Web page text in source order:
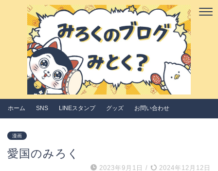
ホーム SNS LINEスタンプ グッズ お問い合わせ
漫画
愛国のみろく
2023年9月1日 / 2024年12月12日